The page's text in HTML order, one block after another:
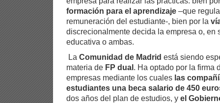
formación para el aprendizaje –que
remuneración del estudiante-, bien por la
discrecionalmente decida la empresa o, en
educativa o ambas.
La Comunidad de Madrid está siendo
materia de FP dual. Ha optado por la firma
empresas mediante los cuales las
estudiantes una beca salario de 450
dos años del plan de estudios, y el